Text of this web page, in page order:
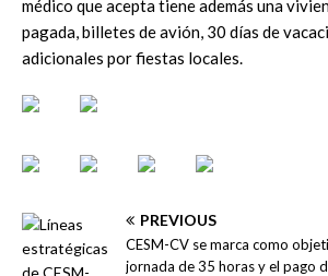
médico que acepta tiene además una
pagada, billetes de avión, 30 días de
adicionales por fiestas locales.
PREVIOUS
CESM-CV se marca como
jornada de 35 horas y el pago